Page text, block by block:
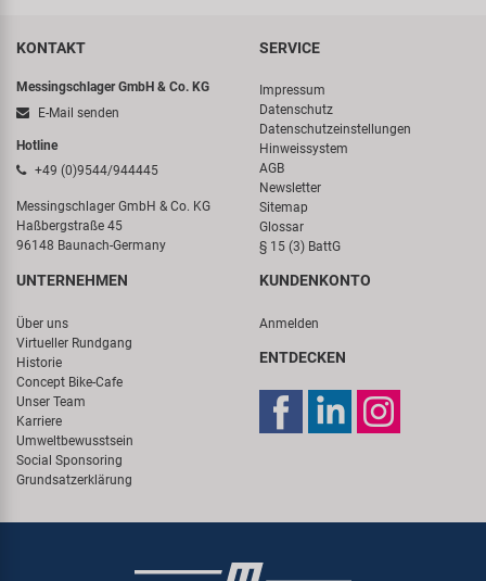
KONTAKT
Messingschlager GmbH & Co. KG
E-Mail senden
Hotline
+49 (0)9544/944445
Messingschlager GmbH & Co. KG
Haßbergstraße 45
96148 Baunach-Germany
SERVICE
Impressum
Datenschutz
Datenschutzeinstellungen
Hinweissystem
AGB
Newsletter
Sitemap
Glossar
§ 15 (3) BattG
UNTERNEHMEN
Über uns
Virtueller Rundgang
Historie
Concept Bike-Cafe
Unser Team
Karriere
Umweltbewusstsein
Social Sponsoring
Grundsatzerklärung
KUNDENKONTO
Anmelden
ENTDECKEN